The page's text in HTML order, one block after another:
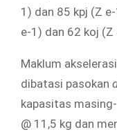
1) dan 85 kpj (Z
e-1) dan 62 koj (Z
Maklum
dibatasi pasokan
kapasitas
@ 11,5 kg dan